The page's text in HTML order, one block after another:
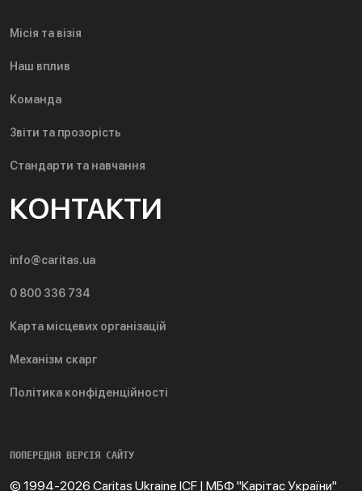
Місія та візія
Наш вплив
Команда
Звіти та прозорість
Стандарти та навчання
КОНТАКТИ
info@caritas.ua
0 800 336 734
Карта місцевих організацій
Механізм скарг
Політика конфіденційності
ПОПЕРЕДНЯ ВЕРСІЯ САЙТУ
© 1994-2026 Caritas Ukraine ICF | МБФ "Карітас України"